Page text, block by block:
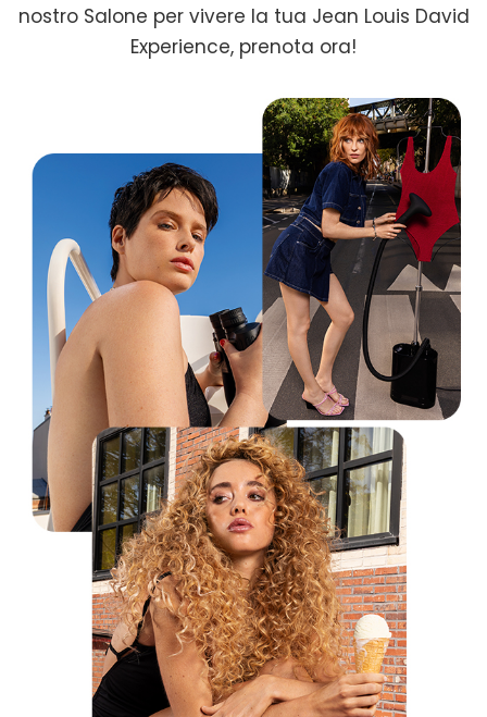
nostro Salone per vivere la tua Jean Louis David
Experience, prenota ora!